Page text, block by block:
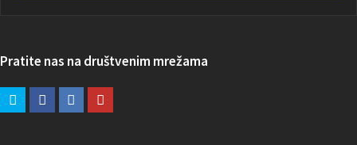
Pratite nas na društvenim mrežama